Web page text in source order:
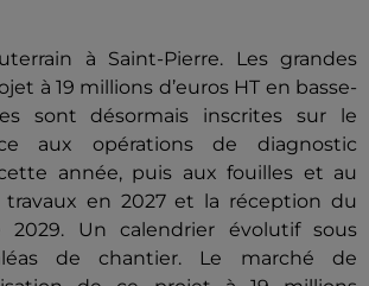
à Saint-Pierre. Les grandes
à 19 millions d’euros HT en basse-
sont désormais inscrites sur le
aux opérations de diagnostic
année, puis aux fouilles et au
en 2027 et la réception du
2029. Un calendrier évolutif sous
de chantier. Le marché de